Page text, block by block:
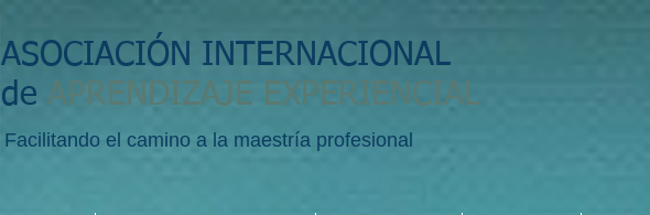
ASOCIACIÓN INTERNACIONAL
de APRENDIZAJE EXPERIENCIAL
Facilitando el camino a la maestría profesional